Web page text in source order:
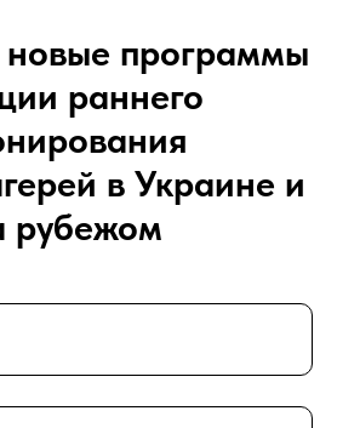
новые программы
раннего
в Украине и
рубежом